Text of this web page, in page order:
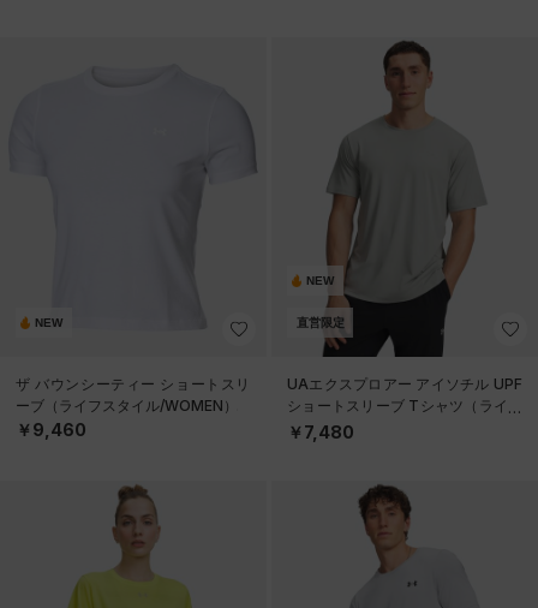
NEW
ザ バウンシーティー ショートスリ
ーブ（ライフスタイル/WOMEN）
￥9,460
NEW
直営限定
UAエクスプロアー アイソチル UPF
ショートスリーブ Tシャツ（ライフ
スタイル/MEN）
￥7,480